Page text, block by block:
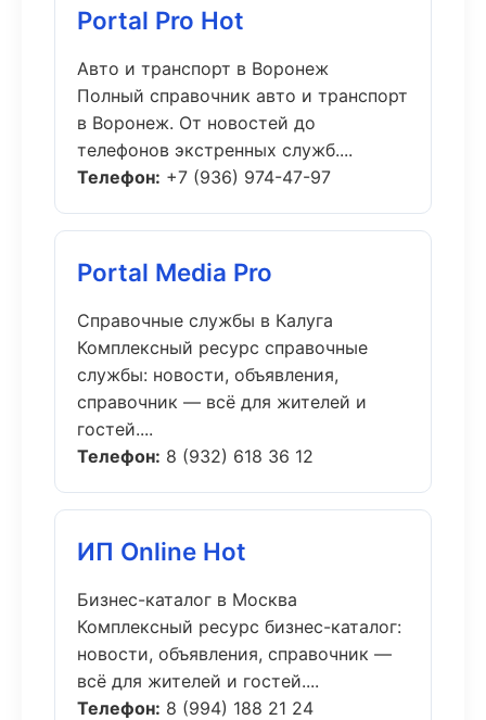
Portal Pro Hot
Авто и транспорт в Воронеж
Полный справочник авто и транспорт
в Воронеж. От новостей до
телефонов экстренных служб....
Телефон: +7 (936) 974-47-97
Portal Media Pro
Справочные службы в Калуга
Комплексный ресурс справочные
службы: новости, объявления,
справочник — всё для жителей и
гостей....
Телефон: 8 (932) 618 36 12
ИП Online Hot
Бизнес-каталог в Москва
Комплексный ресурс бизнес-каталог:
новости, объявления, справочник —
всё для жителей и гостей....
Телефон: 8 (994) 188 21 24